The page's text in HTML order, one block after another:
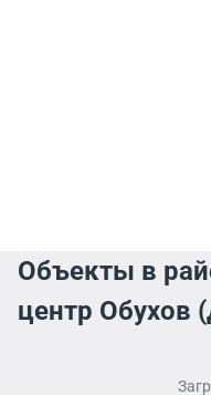
Объекты в
центр Обухов